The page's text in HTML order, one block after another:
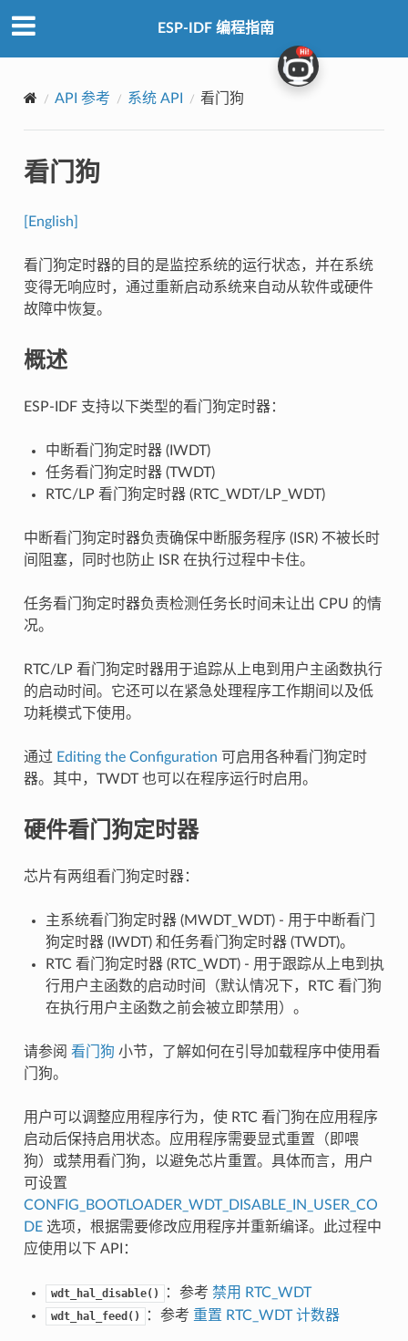
ESP-IDF 编程指南
API 参考 系统 API 看门狗
看门狗
[English]
看门狗定时器的目的是监控系统的运行状态，并在系统
变得无响应时，通过重新启动系统来自动从软件或硬件
故障中恢复。
概述
ESP-IDF 支持以下类型的看门狗定时器：
中断看门狗定时器 (IWDT)
任务看门狗定时器 (TWDT)
RTC/LP 看门狗定时器 (RTC_WDT/LP_WDT)
中断看门狗定时器负责确保中断服务程序 (ISR) 不被长时
间阻塞，同时也防止 ISR 在执行过程中卡住。
任务看门狗定时器负责检测任务长时间未让出 CPU 的情
况。
RTC/LP 看门狗定时器用于追踪从上电到用户主函数执行
的启动时间。它还可以在紧急处理程序工作期间以及低
功耗模式下使用。
通过 Editing the Configuration 可启用各种看门狗定时
器。其中，TWDT 也可以在程序运行时启用。
硬件看门狗定时器
芯片有两组看门狗定时器：
主系统看门狗定时器 (MWDT_WDT) - 用于中断看门
狗定时器 (IWDT) 和任务看门狗定时器 (TWDT)。
RTC 看门狗定时器 (RTC_WDT) - 用于跟踪从上电到执
行用户主函数的启动时间（默认情况下，RTC 看门狗
在执行用户主函数之前会被立即禁用）。
请参阅 看门狗 小节，了解如何在引导加载程序中使用看
门狗。
用户可以调整应用程序行为，使 RTC 看门狗在应用程序
启动后保持启用状态。应用程序需要显式重置（即喂
狗）或禁用看门狗，以避免芯片重置。具体而言，用户
可设置
CONFIG_BOOTLOADER_WDT_DISABLE_IN_USER_CO
DE选项，根据需要修改应用程序并重新编译。此过程中
应使用以下 API：
wdt_hal_disable() ：参考 禁用 RTC_WDT
wdt_hal_feed() ：参考 重置 RTC_WDT 计数器